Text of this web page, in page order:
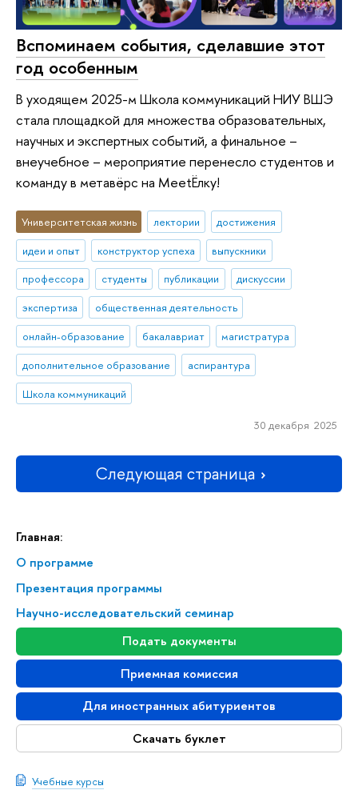
Главная:
О программе
Презентация программы
Научно-исследовательский семинар
Подать документы
Приемная комиссия
Для иностранных абитуриентов
Скачать буклет
Учебные курсы
Вспоминаем события, сделавшие этот
год особенным
В уходящем 2025-м Школа коммуникаций НИУ ВШЭ
стала площадкой для множества образовательных,
научных и экспертных событий, а финальное –
внеучебное – мероприятие перенесло студентов и
команду в метавёрс на MeetЁлку!
Университетская жизнь лектории
достижения
идеи и опыт
конструктор успеха
выпускники
профессора
студенты публикации
дискуссии
экспертиза
общественная деятельность
онлайн-образование
бакалавриат
магистратура
дополнительное образование
аспирантура
Школа коммуникаций
30 декабря 2025
Следующая страница